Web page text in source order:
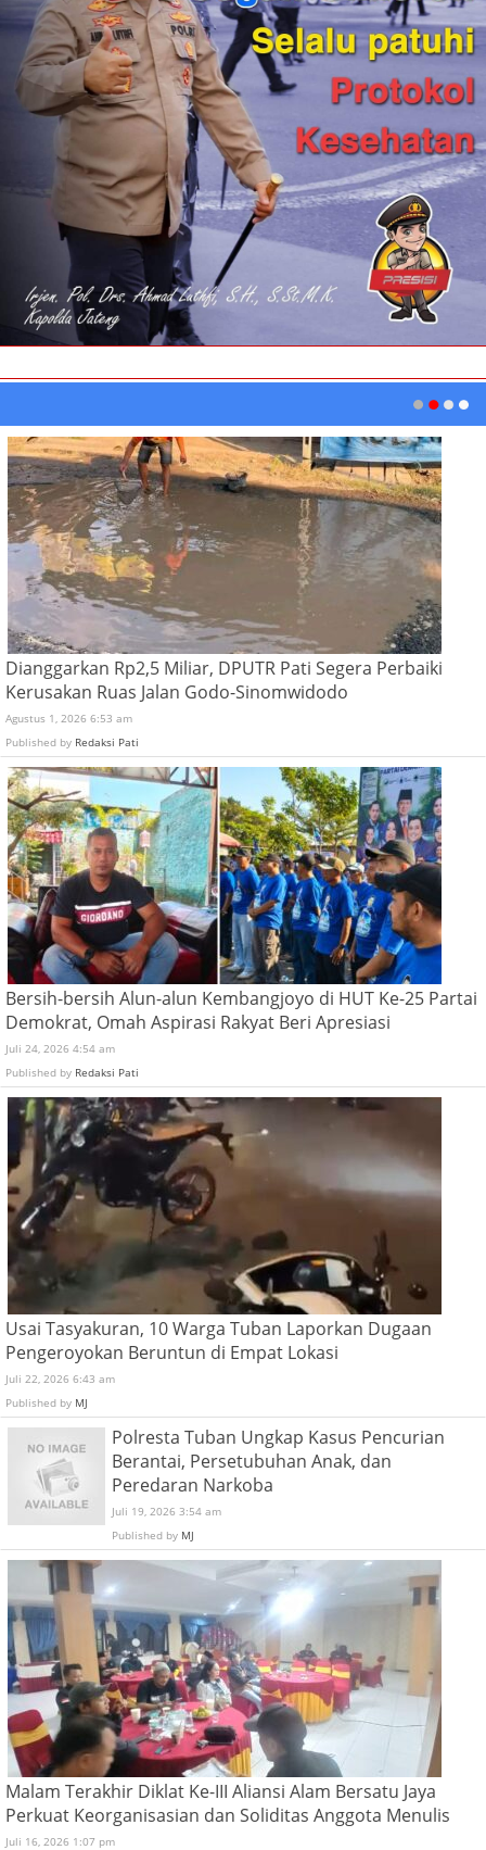
Dianggarkan Rp2,5 Miliar, DPUTR Pati Segera Perbaiki
Kerusakan Ruas Jalan Godo-Sinomwidodo
Agustus 1, 2026 6:53 am
Published by Redaksi Pati
Bersih-bersih Alun-alun Kembangjoyo di HUT Ke-25 Partai
Demokrat, Omah Aspirasi Rakyat Beri Apresiasi
Juli 24, 2026 4:54 am
Published by Redaksi Pati
Usai Tasyakuran, 10 Warga Tuban Laporkan Dugaan
Pengeroyokan Beruntun di Empat Lokasi
Juli 22, 2026 6:43 am
Published by MJ
Polresta Tuban Ungkap Kasus Pencurian
Berantai, Persetubuhan Anak, dan
Peredaran Narkoba
Juli 19, 2026 3:54 am
Published by MJ
Malam Terakhir Diklat Ke-III Aliansi Alam Bersatu Jaya
Perkuat Keorganisasian dan Soliditas Anggota Menulis
Juli 16, 2026 1:07 pm